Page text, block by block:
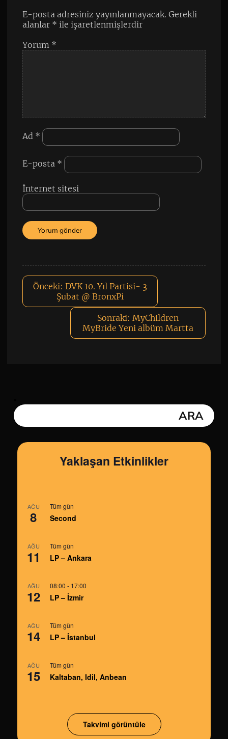
E-posta adresiniz yayınlanmayacak. Gerekli
alanlar * ile işaretlenmişlerdir
Yorum *
Ad *
E-posta *
İnternet sitesi
Önceki: DVK 10. Yıl Partisi- 3
Şubat @ BronxPi
Sonraki: MyChildren
MyBride Yeni albüm Martta
Yaklaşan Etkinlikler
AĞU
8
Tüm gün
Second
AĞU
11
Tüm gün
LP – Ankara
AĞU
12
08:00 - 17:00
LP – İzmir
AĞU
14
Tüm gün
LP – İstanbul
AĞU
15
Tüm gün
Kaltaban, Idil, Anbean
Takvimi görüntüle